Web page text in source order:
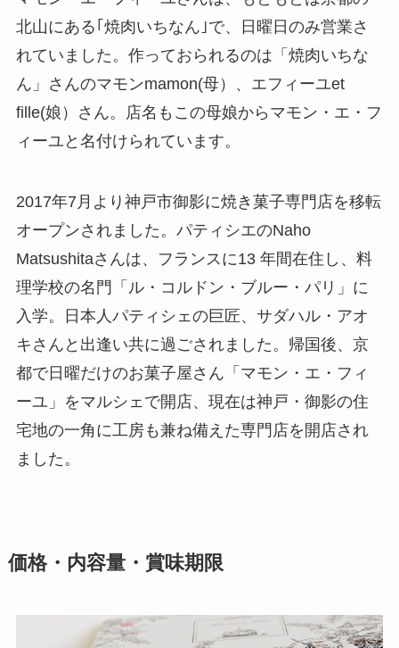
北山にある｢焼肉いちなん｣で、日曜日のみ営業さ
れていました。作っておられるのは「焼肉いちな
ん」さんのマモンmamon(母）、エフィーユet
fille(娘）さん。店名もこの母娘からマモン・エ・フ
ィーユと名付けられています。
2017年7月より神戸市御影に焼き菓子専門店を移転
オープンされました。パティシエのNaho
Matsushitaさんは、フランスに13 年間在住し、料
理学校の名門「ル・コルドン・ブルー・パリ」に
入学。日本人パティシェの巨匠、サダハル・アオ
キさんと出逢い共に過ごされました。帰国後、京
都で日曜だけのお菓子屋さん「マモン・エ・フィ
ーユ」をマルシェで開店、現在は神戸・御影の住
宅地の一角に工房も兼ね備えた専門店を開店され
ました。
価格・内容量・賞味期限